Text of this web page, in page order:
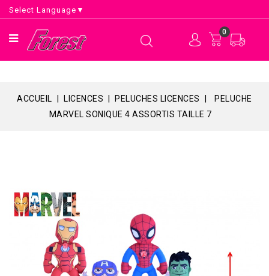
Select Language ▼
0
ACCUEIL LICENCES PELUCHES LICENCES
PELUCHE
MARVEL SONIQUE 4 ASSORTIS TAILLE 7